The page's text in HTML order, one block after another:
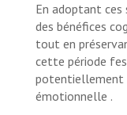
En adoptant
des bénéfices
tout en
cette période
potentiellement
émotionnelle .